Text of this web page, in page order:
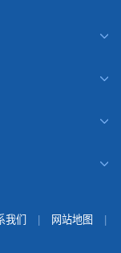
我们 网站地图